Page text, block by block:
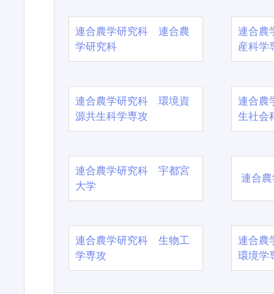
連合農学研究科 連合農
学研究科
連合農
産科学
連合農学研究科 環境資
源共生科学専攻
連合農
生社会
連合農学研究科 宇都宮
大学
連合
連合農学研究科 生物工
学専攻
連合農
環境学